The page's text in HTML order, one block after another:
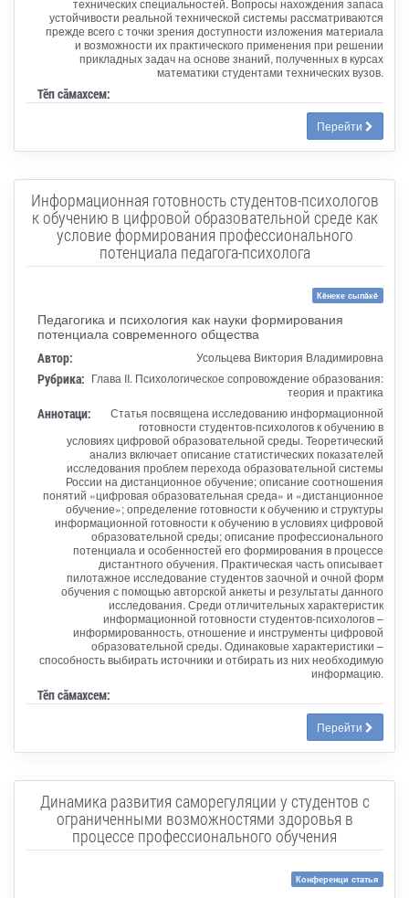
устойчивости реальной технической системы рассматриваются
прежде всего с точки зрения доступности изложения материала
и возможности их практического применения при решении
прикладных задач на основе знаний, полученных в курсах
математики студентами технических вузов.
Тӗп сӑмахсем:
Перейти
Информационная готовность студентов-психологов
к обучению в цифровой образовательной среде как
условие формирования профессионального
потенциала педагога-психолога
Кĕнеке сыпăкĕ
Педагогика и психология как науки формирования
потенциала современного общества
Автор: Усольцева Виктория Владимировна
Рубрика: Глава II. Психологическое сопровождение образования:
теория и практика
Аннотаци:
Статья посвящена исследованию информационной
готовности студентов-психологов к обучению в
условиях цифровой образовательной среды. Теоретический
анализ включает описание статистических показателей
исследования проблем перехода образовательной системы
России на дистанционное обучение; описание соотношения
понятий «цифровая образовательная среда» и «дистанционное
обучение»; определение готовности к обучению и структуры
информационной готовности к обучению в условиях цифровой
образовательной среды; описание профессионального
потенциала и особенностей его формирования в процессе
дистантного обучения. Практическая часть описывает
пилотажное исследование студентов заочной и очной форм
обучения с помощью авторской анкеты и результаты данного
исследования. Среди отличительных характеристик
информационной готовности студентов-психологов –
информированность, отношение и инструменты цифровой
образовательной среды. Одинаковые характеристики –
способность выбирать источники и отбирать из них необходимую
информацию.
Тӗп сӑмахсем:
Перейти
Динамика развития саморегуляции у студентов с
ограниченными возможностями здоровья в
процессе профессионального обучения
Конференци статья